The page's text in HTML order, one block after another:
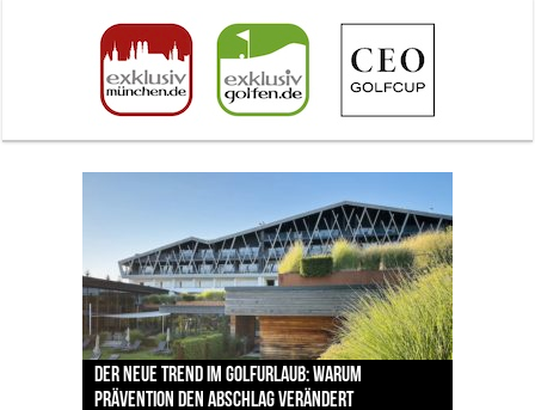
Der neue Trend im Golfurlaub: Warum
Prävention den Abschlag verändert
Luštica Bay baut Montenegros erste Golf-
Community weiter aus
Vom 85. Platz zur Claret Jug: Neuseeländer
schreibt bei The Open Geschichte
Claret Jug: Warum Scottie Scheffler die
berühmteste Golftrophäe zurückgeben muss
The Open 2026 in Royal Birkdale: Warum der
traditionsreiche Linksplatz zu den größten
Herausforderungen im Golfsport zählt